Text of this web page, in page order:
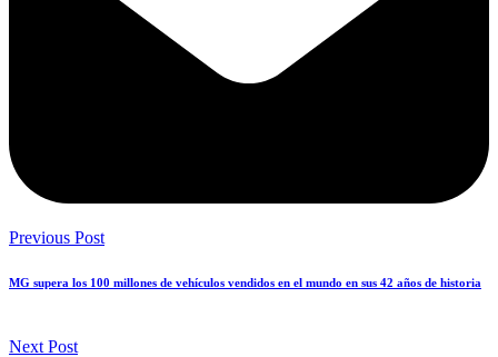
Previous Post
MG supera los 100 millones de vehículos vendidos en el mundo en sus 42 años de historia
Next Post